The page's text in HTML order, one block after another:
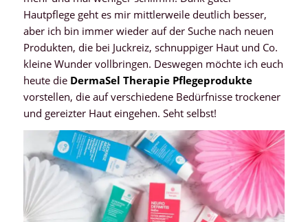
Hautpflege geht es mir mittlerweile deutlich besser,
aber ich bin immer wieder auf der Suche nach neuen
Produkten, die bei Juckreiz, schnuppiger Haut und Co.
kleine Wunder vollbringen. Deswegen möchte ich euch
heute die DermaSel Therapie Pflegeprodukte
vorstellen, die auf verschiedene Bedürfnisse trockener
und gereizter Haut eingehen. Seht selbst!